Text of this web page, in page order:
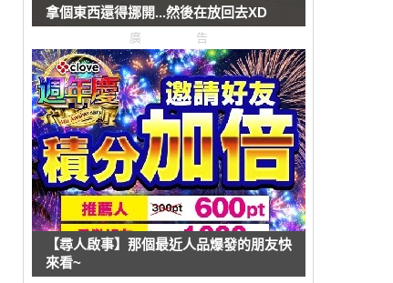
拿個東西還得挪開...然後在放回去XD
廣告
【尋人啟事】那個最近人品爆發的朋友快
來看~